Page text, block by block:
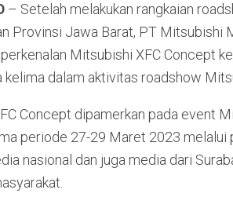
– Setelah melakukan rangkaian
Provinsi Jawa Barat, PT Mitsubishi
Mitsubishi XFC Concept
kelima dalam aktivitas roadshow
Concept dipamerkan pada event
periode 27-29 Maret 2023
nasional dan juga media dari